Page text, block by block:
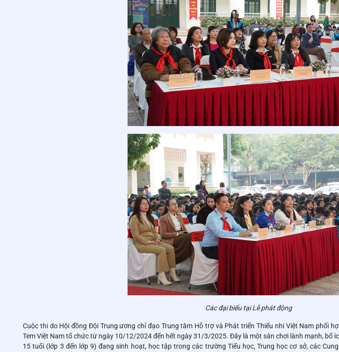
Các đại biểu tại Lễ phát động
Cuộc thi do Hội đồng Đội Trung ương chỉ đạo Trung tâm Hỗ trợ và Phát triển Thiếu nhi Việt Nam phối
Tem Việt Nam tổ chức từ ngày 10/12/2024 đến hết ngày 31/3/2025. Đây là một sân chơi lành mạnh, bổ
15 tuổi (lớp 3 đến lớp 9) đang sinh hoạt, học tập trong các trường Tiểu học, Trung học cơ sở, các